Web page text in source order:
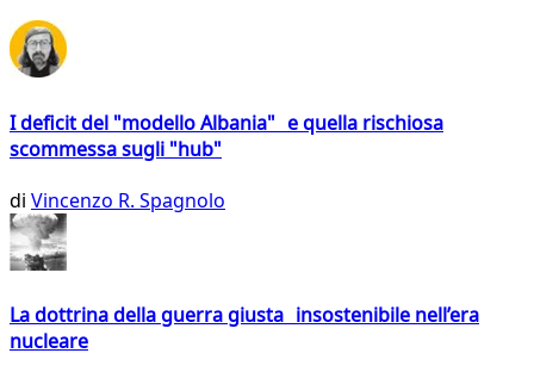
I deficit del "modello Albania" e quella rischiosa
scommessa sugli "hub"
di Vincenzo R. Spagnolo
La dottrina della guerra giusta insostenibile nell’era
nucleare